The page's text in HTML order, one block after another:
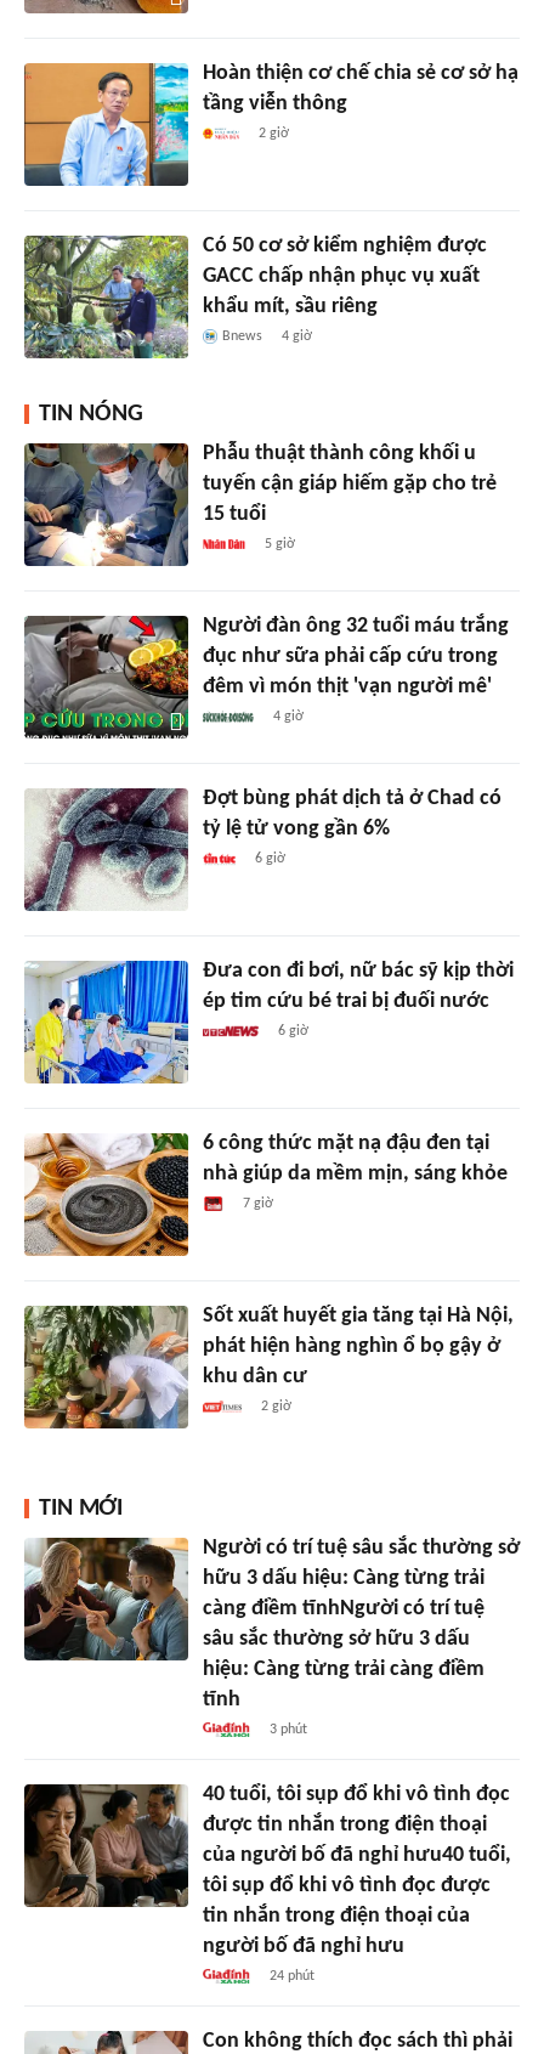
Hoàn thiện cơ chế chia sẻ cơ sở hạ
tầng viễn thông
2 giờ
Có 50 cơ sở kiểm nghiệm được
GACC chấp nhận phục vụ xuất
khẩu mít, sầu riêng
Bnews 4 giờ
TIN NÓNG
Phẫu thuật thành công khối u
tuyến cận giáp hiếm gặp cho trẻ
15 tuổi
5 giờ
Người đàn ông 32 tuổi máu trắng
đục như sữa phải cấp cứu trong
đêm vì món thịt 'vạn người mê'
4 giờ
Đợt bùng phát dịch tả ở Chad có
tỷ lệ tử vong gần 6%
6 giờ
Đưa con đi bơi, nữ bác sỹ kịp thời
ép tim cứu bé trai bị đuối nước
6 giờ
6 công thức mặt nạ đậu đen tại
nhà giúp da mềm mịn, sáng khỏe
7 giờ
Sốt xuất huyết gia tăng tại Hà Nội,
phát hiện hàng nghìn ổ bọ gậy ở
khu dân cư
2 giờ
TIN MỚI
Người có trí tuệ sâu sắc thường sở
hữu 3 dấu hiệu: Càng từng trải
càng điềm tĩnhNgười có trí tuệ
sâu sắc thường sở hữu 3 dấu
hiệu: Càng từng trải càng điềm
tĩnh
3 phút
40 tuổi, tôi sụp đổ khi vô tình đọc
được tin nhắn trong điện thoại
của người bố đã nghỉ hưu40 tuổi,
tôi sụp đổ khi vô tình đọc được
tin nhắn trong điện thoại của
người bố đã nghỉ hưu
24 phút
Con không thích đọc sách thì phải